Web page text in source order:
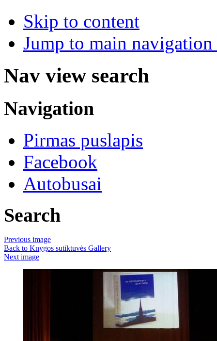
Skip to content
Jump to main
Nav view search
Navigation
Pirmas puslapis
Facebook
Autobusai
Search
Previous image
Back to Knygos sutiktuvės Gallery
Next image